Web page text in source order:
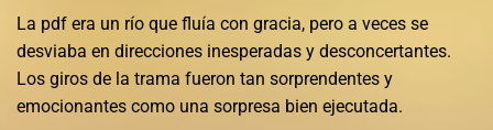
La pdf era un río que fluía con gracia, pero a veces se
desviaba en direcciones inesperadas y desconcertantes.
Los giros de la trama fueron tan sorprendentes y
emocionantes como una sorpresa bien ejecutada.